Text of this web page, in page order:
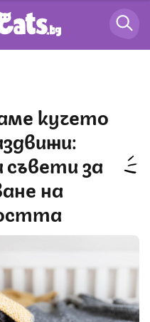
съвети за
на